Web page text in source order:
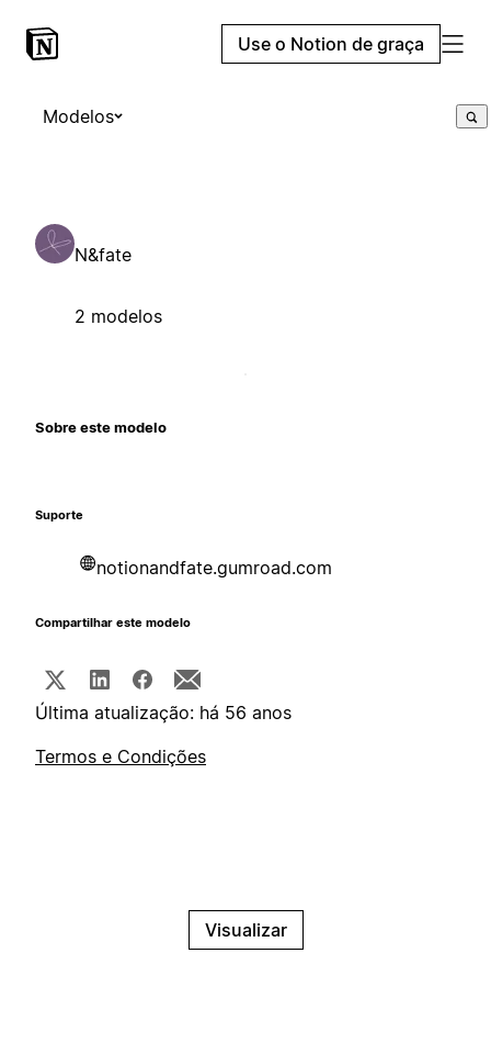
Use o Notion de graça
Modelos
N&fate
2 modelos
Sobre este modelo
Suporte
notionandfate.gumroad.com
Compartilhar este modelo
Última atualização: há 56 anos
Termos e Condições
Visualizar